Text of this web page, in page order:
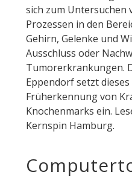
sich zum Untersuchen
Prozessen in den
Gehirn, Gelenke und
Ausschluss oder
Tumorerkrankungen.
Eppendorf setzt
Früherkennung von
Knochenmarks ein.
Kernspin Hamburg.